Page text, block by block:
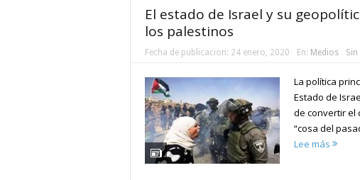
El estado de Israel y su
los palestinos
Fecha de publicacion: 24 enero, 2020 En: Medios
La política
Estado de
de convertir el
“cosa del
Lee más